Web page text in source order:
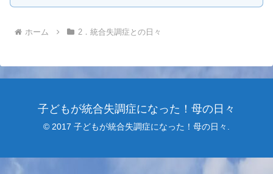
ホーム 2．統合失調症との日々
子どもが統合失調症になった！母の日々
© 2017 子どもが統合失調症になった！母の日々.